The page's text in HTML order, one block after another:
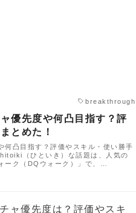
breakthrough
優先度や何凸目指す？評
とめた！
何凸目指す？評価やスキル・使い勝手
（ひといき）な話題は、人気の
ーク（DQウォーク）」で、…